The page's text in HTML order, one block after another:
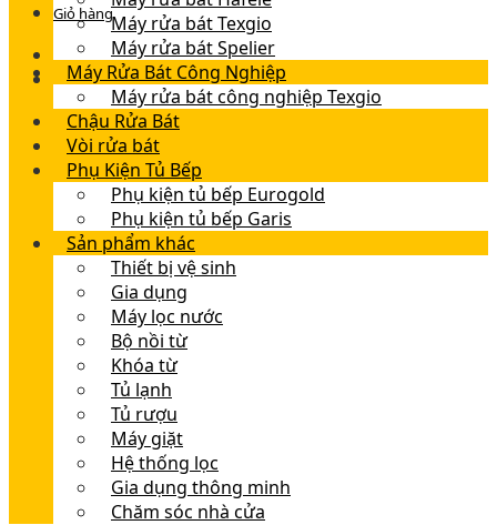
Giỏ hàngMáy rửa bát Texgio
Máy rửa bát Spelier
Máy Rửa Bát Công Nghiệp
Máy rửa bát công nghiệp Texgio
Chậu Rửa Bát
Vòi rửa bát
Phụ Kiện Tủ Bếp
Phụ kiện tủ bếp Eurogold
Phụ kiện tủ bếp Garis
Sản phẩm khác
Thiết bị vệ sinh
Gia dụng
Máy lọc nước
Bộ nồi từ
Khóa từ
Tủ lạnh
Tủ rượu
Máy giặt
Hệ thống lọc
Gia dụng thông minh
Chăm sóc nhà cửa